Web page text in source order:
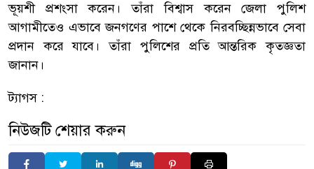
ভূয়শী প্রশংসা করেন। তাঁরা বিশ্বাস করেন জেলা পুলিশ
আগামীতেও এভাবে জনগণের পাশে থেকে নিরবচ্ছিন্নভাবে সেবা
প্রদান করে যাবে। তাঁরা পুলিশের প্রতি আন্তরিক কৃতজ্ঞতা
জানান।
ট্যাগস :
নিউজটি শেয়ার করুন